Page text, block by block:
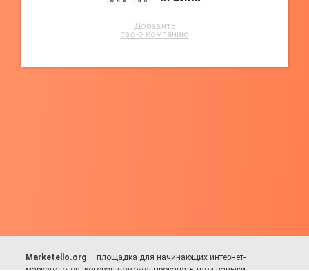
Добавить
свою компанию
Marketello.org — площадка для начинающих интернет-